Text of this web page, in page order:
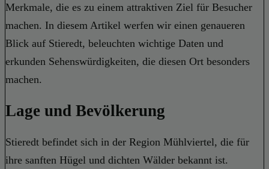
Merkmale, die es zu einem attraktiven Ziel für Besucher
machen. In diesem Artikel werfen wir einen genaueren
Blick auf Stieredt, beleuchten wichtige Daten und
erkunden Sehenswürdigkeiten, die diesen Ort besonders
machen.
Lage und Bevölkerung
Stieredt befindet sich in der Region Mühlviertel, die für
ihre sanften Hügel und dichten Wälder bekannt ist.